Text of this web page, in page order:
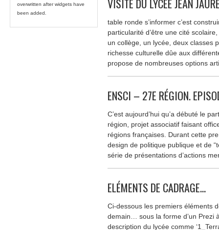
overwritten after widgets have
been added.
VISITE DU LYCÉE JEAN
table ronde s’informer c’est
particularité d’être une cité
un collège, un lycée, deux classes
richesse culturelle dûe aux
propose de nombreuses options
ENSCI – 27E RÉGION.
C’est aujourd’hui qu’a débuté le
région, projet associatif faisant
régions françaises. Durant cette
design de politique publique et de
série de présentations d’actions
ELÉMENTS DE CADRAGE…
Ci-dessous les premiers éléments
demain… sous la forme d’un Prezi
description du lycée comme